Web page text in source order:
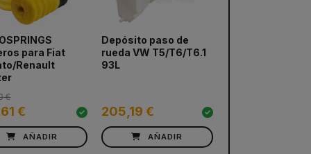
para Fiat
Renault
€
€
AÑADIR
Depósito paso de
rueda VW T5/T6/T6.1
93L
205,19 €
AÑADIR
next